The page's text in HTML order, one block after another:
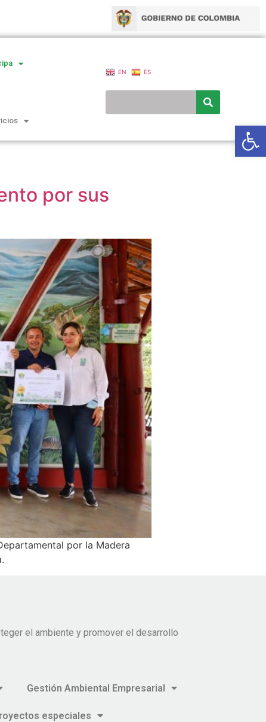
EN ES
por sus
por la Madera
el ambiente y promover el desarrollo
Gestión Ambiental Empresarial
especiales